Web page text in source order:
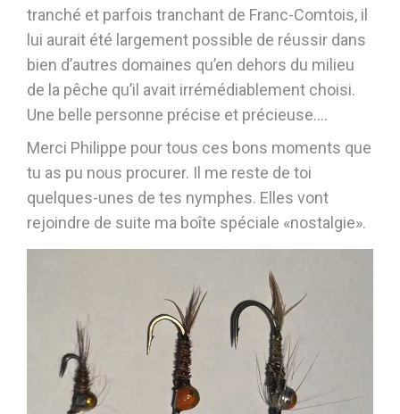
tranché et parfois tranchant de Franc-Comtois, il
lui aurait été largement possible de réussir dans
bien d’autres domaines qu’en dehors du milieu
de la pêche qu’il avait irrémédiablement choisi.
Une belle personne précise et précieuse….
Merci Philippe pour tous ces bons moments que
tu as pu nous procurer. Il me reste de toi
quelques-unes de tes nymphes. Elles vont
rejoindre de suite ma boîte spéciale «nostalgie».